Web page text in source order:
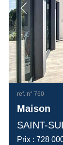
ref. n° 760
Maison
SAINT-
Prix : 728